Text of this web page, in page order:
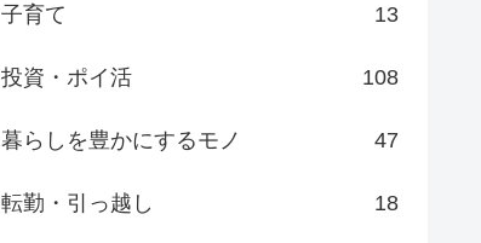
子育て 13
投資・ポイ活 108
暮らしを豊かにするモノ 47
転勤・引っ越し 18